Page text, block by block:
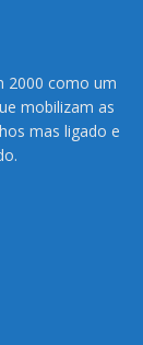
2000 como um
mobilizam as
mas ligado e